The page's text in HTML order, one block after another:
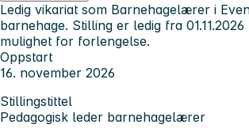
Ledig vikariat som Barnehagelærer i
barnehage. Stilling er ledig fra 01.11.2026
mulighet for forlengelse.
Oppstart
16. november 2026
Stillingstittel
Pedagogisk leder barnehagelærer